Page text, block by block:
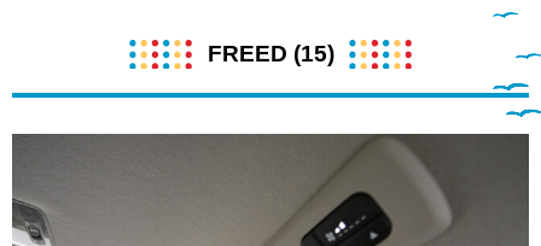
FREED (15)